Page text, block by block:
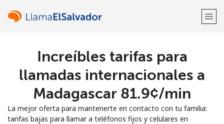
¡Bienvenido!
Regístrate con
Increíbles tarifas para
llamadas internacionales a
Madagascar ⁦81.9¢⁩/min
La mejor oferta para mantenerte en contacto con tu familia:
tarifas bajas para llamar a teléfonos fijos y celulares en